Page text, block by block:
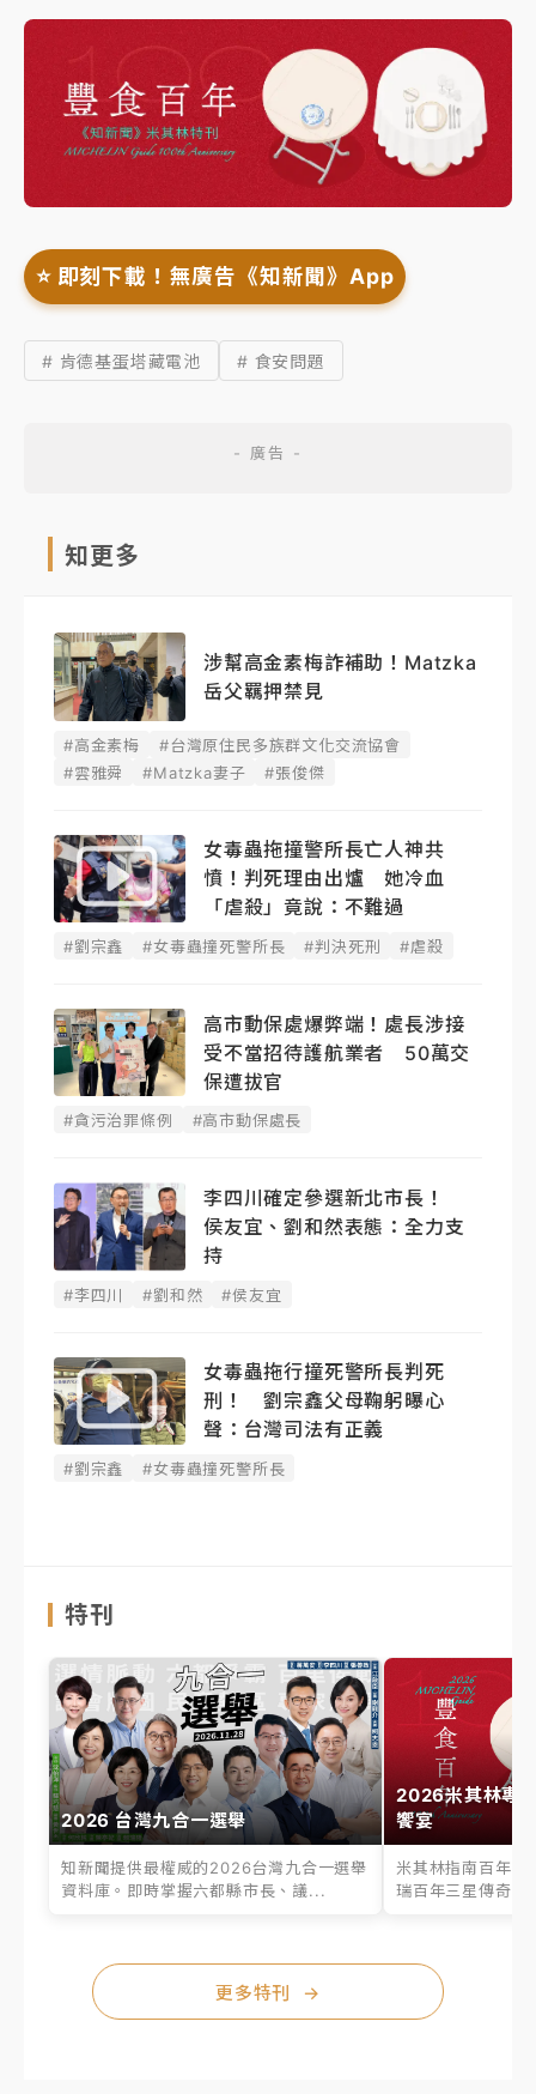
⭐️ 即刻下載！無廣告《知新聞》App
# 肯德基蛋塔藏電池 # 食安問題
知更多
涉幫高金素梅詐補助！Matzka
岳父羈押禁見
#高金素梅
#台灣原住民多族群文化交流協會
#雲雅舜
#Matzka妻子 #張俊傑
女毒蟲拖撞警所長亡人神共
憤！判死理由出爐 她冷血
「虐殺」竟說：不難過
#劉宗鑫 #女毒蟲撞死警所長 #判決死刑 #虐殺
高市動保處爆弊端！處長涉接
受不當招待護航業者 50萬交
保遭拔官
#貪污治罪條例 #高市動保處長
李四川確定參選新北市長！
侯友宜、劉和然表態：全力支
持
#李四川 #劉和然 #侯友宜
女毒蟲拖行撞死警所長判死
刑！ 劉宗鑫父母鞠躬曝心
聲：台灣司法有正義
#劉宗鑫 #女毒蟲撞死警所長
特刊
2026 台灣九合一選舉
知新聞提供最權威的2026台灣九合一選舉
資料庫。即時掌握六都縣市長、議...
2026米其林專
饗宴
米其林指南百年之
瑞百年三星傳奇、
更多特刊 →